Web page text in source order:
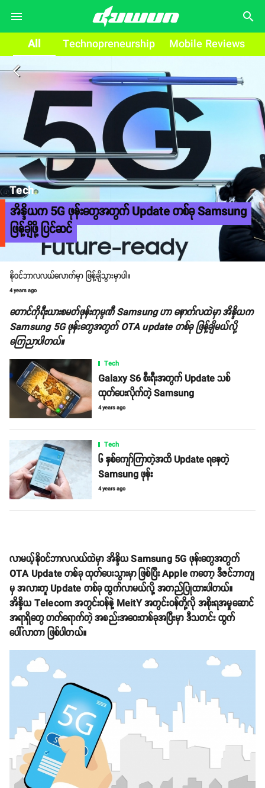
search
All Technopreneurship Mobile Reviews
arrow_back_ios
Tech
အိန္ဒိယက 5G ဖုန်းတွေအတွက် Update တစ်ခု Samsung
ဖြန့်ချိဖို့ ပြင်ဆင်
နိုဝင်ဘာလလယ်လောက်မှာ ဖြန့်ချိသွားမှာပါ။
4 years ago
တောင်ကိုရီးယားစမတ်ဖုန်းကုမ္ပဏီ Samsung ဟာ နောက်လထဲမှာ အိန္ဒိယက
Samsung 5G ဖုန်းတွေအတွက် OTA update တစ်ခု ဖြန့်ချိမယ်လို့
ကြေညာပါတယ်။
Tech
Galaxy S6 စီးရီးအတွက် Update သစ်
ထုတ်ပေးလိုက်တဲ့ Samsung
4 years ago
Tech
၆ နှစ်ကျော်ကြာတဲ့အထိ Update ရနေတဲ့
Samsung ဖုန်း
4 years ago
လာမယ့်နိုဝင်ဘာလလယ်ထဲမှာ အိန္ဒိယ Samsung 5G ဖုန်းတွေအတွက်
OTA Update တစ်ခု ထုတ်ပေးသွားမှာ ဖြစ်ပြီး Apple ကတော့ ဒီဇင်ဘာကျ
မှ အလားတူ Update တစ်ခု ထွက်လာမယ်လို့ အတည်ပြုထားပါတယ်။
အိန္ဒိယ Telecom အတွင်းဝန်နဲ့ MeitY အတွင်းဝန်တို့လို အစိုးရအမှုဆောင်
အရာရှိတွေ တက်ရောက်တဲ့ အစည်းအဝေးတစ်ခုအပြီးမှာ ဒီသတင်း ထွက်
ပေါ်လာတာ ဖြစ်ပါတယ်။